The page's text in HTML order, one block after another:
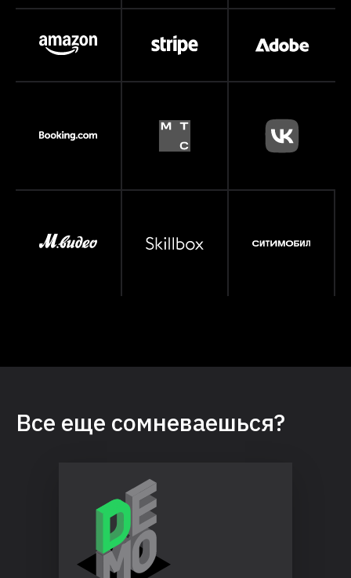
Все еще сомневаешься?